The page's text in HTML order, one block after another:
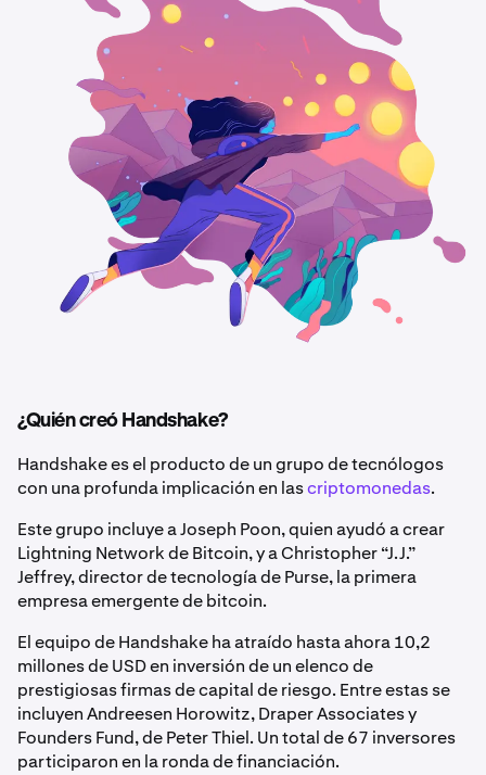
¿Quién creó Handshake?
Handshake es el producto de un grupo de tecnólogos
con una profunda implicación en lascriptomonedas.
Este grupo incluye a Joseph Poon, quien ayudó a crear
Lightning Network de Bitcoin, y a Christopher “J.J.”
Jeffrey, director de tecnología de Purse, la primera
empresa emergente de bitcoin.
El equipo de Handshake ha atraído hasta ahora 10,2
millones de USD en inversión de un elenco de
prestigiosas firmas de capital de riesgo. Entre estas se
incluyen Andreesen Horowitz, Draper Associates y
Founders Fund, de Peter Thiel. Un total de 67 inversores
participaron en la ronda de financiación.